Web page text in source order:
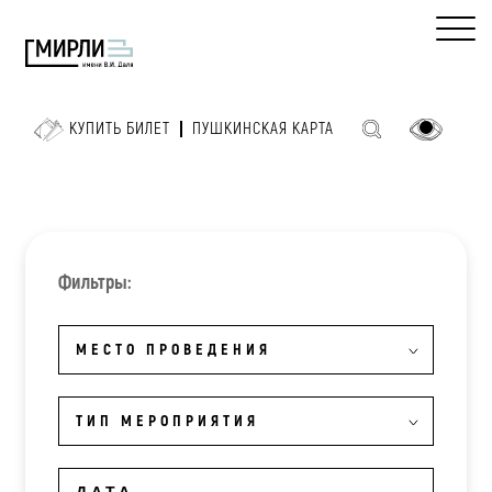
КУПИТЬ БИЛЕТ ПУШКИНСКАЯ КАРТА
Фильтры:
МЕСТО ПРОВЕДЕНИЯ
ТИП МЕРОПРИЯТИЯ